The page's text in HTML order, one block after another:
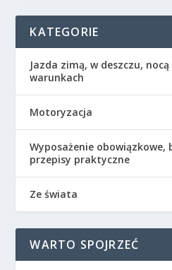
KATEGORIE
Jazda zimą, w deszczu,
warunkach
Motoryzacja
Wyposażenie obowiązkowe,
przepisy praktyczne
Ze świata
WARTO SPOJRZEĆ